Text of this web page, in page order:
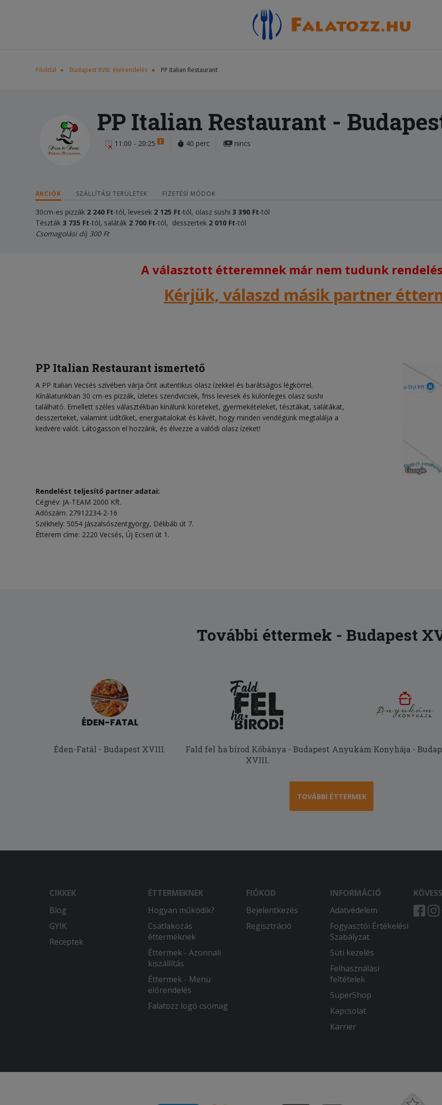
Főoldal Budapest XVIII. ételrendelés PP Italian Restaurant
PP Italian Restaurant -
11:00 - 20:25 40 perc nincs
AKCIÓK SZÁLLÍTÁSI TERÜLETEK FIZETÉSI MÓDOK
30cm-es pizzák 2 240 Ft-tól, levesek 2 125 Ft-tól, olasz sushi 3 390 Ft-tól
Tészták 3 735 Ft-tól, saláták 2 700 Ft-tól, desszertek 2 010 Ft-tól
Csomagolási díj 300 Ft
A választott étteremnek már nem tudunk
Kérjük, válaszd másik partner
PP Italian Restaurant ismertető
A PP Italian Vecsés szívében várja Önt autentikus olasz ízekkel és barátságos légkörrel.
Kínálatunkban 30 cm-es pizzák, ízletes szendvicsek, friss levesek és különleges olasz sushi
található. Emellett széles választékban kínálunk köreteket, gyermekételeket, tésztákat, salátákat,
desszerteket, valamint üdítőket, energiaitalokat és kávét, hogy minden vendégünk megtalálja a
kedvére valót. Látogasson el hozzánk, és élvezze a valódi olasz ízeket!
Rendelést teljesítő partner adatai:
Cégnév: JA-TEAM 2000 Kft.
Adószám: 27912234-2-16
Székhely: 5054 Jászalsószentgyörgy, Délibáb út 7.
Étterem címe: 2220 Vecsés, Új Ecseri út 1.
További éttermek - Budapest
Éden-Fatál - Budapest XVIII.
Fald fel ha bírod Kőbánya - Budapest
XVIII.
Anyukám Konyhája -
TOVÁBBI ÉTTERMEK
CIKKEK
Blog
GYIK
Receptek
ÉTTERMEKNEK
Hogyan működik?
Csatlakozás
éttermeknek
Éttermek - Azonnali
kiszállítás
Éttermek - Menü
előrendelés
Falatozz logó csomag
FIÓKOD
Bejelentkezés
Regisztráció
INFORMÁCIÓ
Adatvédelem
Fogyasztói Értékelési
Szabályzat
Süti kezelés
Felhasználási
feltételek
SuperShop
Kapcsolat
Karrier